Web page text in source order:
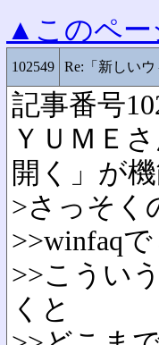
▲このペー
102549 Re:「新しい
記事番号
ＹＵＭＥ
開く」が
>さっそく
>>winfaq
>>こうい
くと